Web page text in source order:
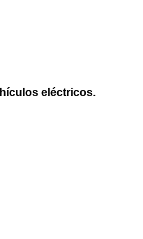
eléctricos.